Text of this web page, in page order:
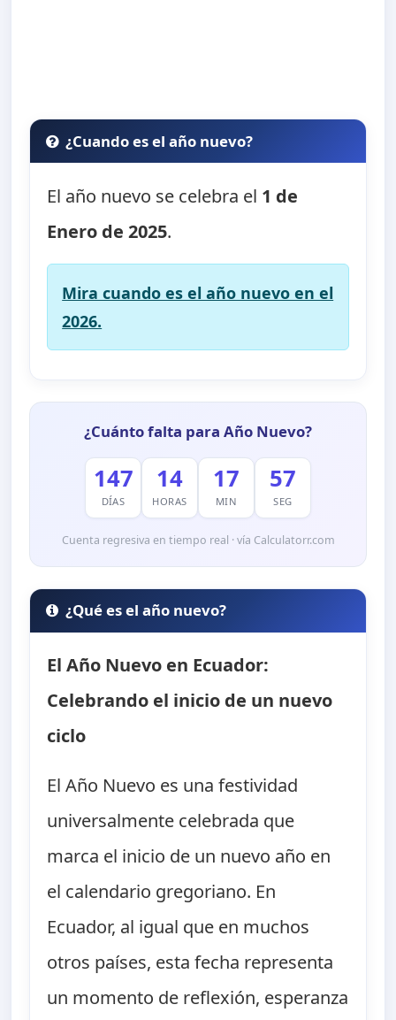
¿Cuando es el año nuevo?
El año nuevo se celebra el 1 de
Enero de 2025.
Mira cuando es el año nuevo en el
2026.
¿Cuánto falta para Año Nuevo?
147
DÍAS
14
HORAS
17
MIN
56
SEG
Cuenta regresiva en tiempo real · vía Calculatorr.com
¿Qué es el año nuevo?
El Año Nuevo en Ecuador:
Celebrando el inicio de un nuevo
ciclo
El Año Nuevo es una festividad
universalmente celebrada que
marca el inicio de un nuevo año en
el calendario gregoriano. En
Ecuador, al igual que en muchos
otros países, esta fecha representa
un momento de reflexión, esperanza